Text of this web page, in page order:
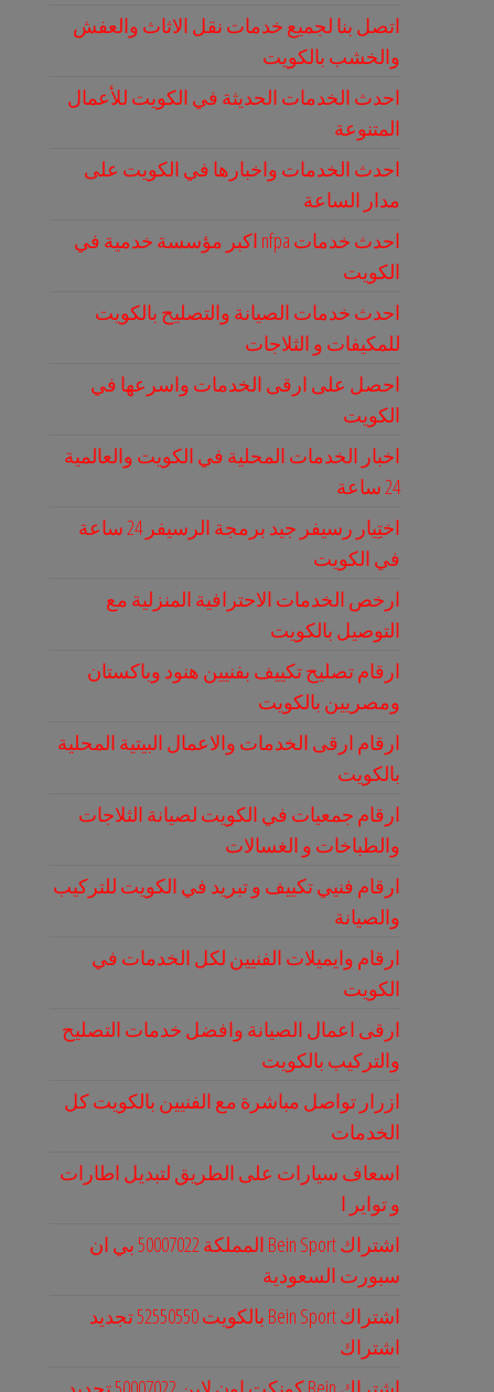
اتصل بنا لجميع خدمات نقل الاثاث والعفش
والخشب بالكويت
احدث الخدمات الحديثة في الكويت للأعمال
المتنوعة
احدث الخدمات واخبارها في الكويت على
مدار الساعة
احدث خدمات nfpa اكبر مؤسسة خدمية في
الكويت
احدث خدمات الصيانة والتصليح بالكويت
للمكيفات و الثلاجات
احصل على ارقى الخدمات واسرعها في
الكويت
اخبار الخدمات المحلية في الكويت والعالمية
24 ساعة
اختِيار رسيفر جيد برمجة الرسيفر 24 ساعة
في الكويت
ارخص الخدمات الاحترافية المنزلية مع
التوصيل بالكويت
ارقام تصليح تكييف بفنيين هنود وباكستان
ومصريين بالكويت
ارقام ارقى الخدمات والاعمال البيتية المحلية
بالكويت
ارقام جمعيات في الكويت لصيانة الثلاجات
والطباخات و الغسالات
ارقام فنيي تكييف و تبريد في الكويت للتركيب
والصيانة
ارقام وايميلات الفنيين لكل الخدمات في
الكويت
ارقى اعمال الصيانة وافضل خدمات التصليح
والتركيب بالكويت
ازرار تواصل مباشرة مع الفنيين بالكويت كل
الخدمات
اسعاف سيارات على الطريق لتبديل اطارات
و تواير ا
اشتراك Bein Sport المملكة 50007022 بي ان
سبورت السعودية
اشتراك Bein Sport بالكويت 52550550 تجديد
اشتراك